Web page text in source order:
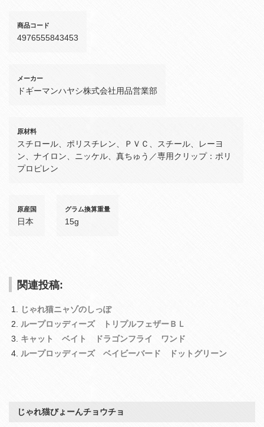
商品コード
4976555843453
メーカー
ドギーマンハヤシ株式会社用品営業部
原材料
スチロール、ポリスチレン、ＰＶＣ、スチール、レーヨ
ン、ナイロン、ニッケル、真ちゅう／専用クリップ：ポリ
プロピレン
原産国
日本
グラム換算重量
15g
関連投稿:
じゃれ猫ニャゾのしっぽ
ループロッディーズ トリプルフェザーＢＬ
キャット ベイト ドラゴンフライ ワンド
ループロッディーズ ベイビーバード ドットグリーン
じゃれ猫びょーんチョウチョ